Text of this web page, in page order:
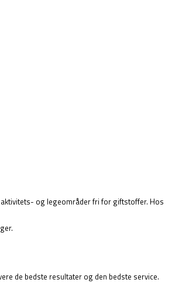
og legeområder fri for giftstoffer. Hos
de bedste resultater og den bedste service.